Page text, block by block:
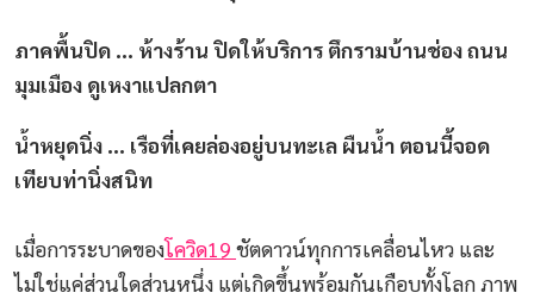
ภาคพื้นปิด … ห้างร้าน ปิดให้บริการ ตึกรามบ้านช่อง ถนน
มุมเมือง ดูเหงาแปลกตา
น้ำหยุดนิ่ง … เรือที่เคยล่องอยู่บนทะเล ผืนน้ำ ตอนนี้จอด
เทียบท่านิ่งสนิท
เมื่อการระบาดของโควิด19 ชัตดาวน์ทุกการเคลื่อนไหว และ
ไม่ใช่แค่ส่วนใดส่วนหนึ่ง แต่เกิดขึ้นพร้อมกันเกือบทั้งโลก ภาพ